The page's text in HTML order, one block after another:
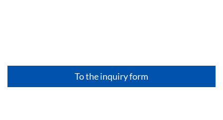
To the inquiry form